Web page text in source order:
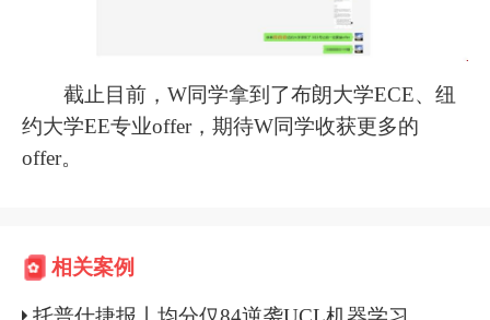
截止目前，W同学拿到了布朗大学ECE、纽
约大学EE专业offer，期待W同学收获更多的
offer。
相关案例